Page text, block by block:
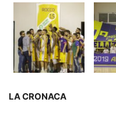
LA CRONACA